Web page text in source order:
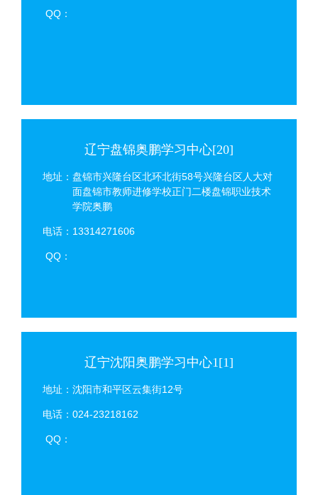
QQ：
辽宁盘锦奥鹏学习中心[20]
地址：盘锦市兴隆台区北环北街58号兴隆台区人大对
面盘锦市教师进修学校正门二楼盘锦职业技术
学院奥鹏
电话：13314271606
QQ：
辽宁沈阳奥鹏学习中心1[1]
地址：沈阳市和平区云集街12号
电话：024-23218162
QQ：